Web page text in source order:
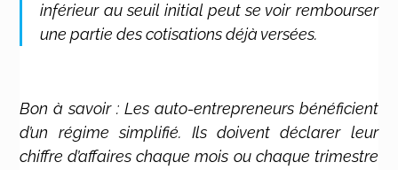
inférieur au seuil initial peut se voir rembourser
une partie des cotisations déjà versées.
Bon à savoir : Les auto-entrepreneurs bénéficient
d’un régime simplifié. Ils doivent déclarer leur
chiffre d’affaires chaque mois ou chaque trimestre